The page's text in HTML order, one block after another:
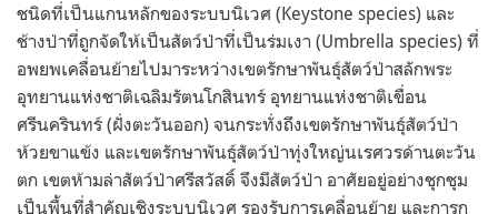
ชนิดที่เป็นแกนหลักของระบบนิเวศ (Keystone species) และ
ช้างป่าที่ถูกจัดให้เป็นสัตว์ป่าที่เป็นร่มเงา (Umbrella species) ที่
อพยพเคลื่อนย้ายไปมาระหว่างเขตรักษาพันธุ์สัตว์ป่าสลักพระ
อุทยานแห่งชาติเฉลิมรัตนโกสินทร์ อุทยานแห่งชาติเขื่อน
ศรีนครินทร์ (ฝั่งตะวันออก) จนกระทั่งถึงเขตรักษาพันธุ์สัตว์ป่า
ห้วยขาแข้ง และเขตรักษาพันธุ์สัตว์ป่าทุ่งใหญ่นเรศวรด้านตะวัน
ตก เขตห้ามล่าสัตว์ป่าศรีสวัสดิ์ จึงมีสัตว์ป่า อาศัยอยู่อย่างชุกชุม
เป็นพื้นที่สำคัญเชิงระบบนิเวศ รองรับการเคลื่อนย้าย และการก